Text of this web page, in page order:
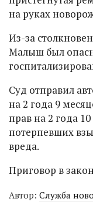
на руках
Из-за
Малыш был
Суд отправил
на 2 года 9
прав на 2 года
потерпевших
вреда.
Приговор в
Автор: Служба